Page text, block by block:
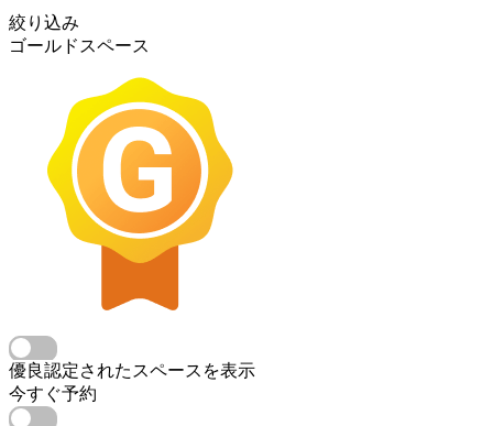
絞り込み
ゴールドスペース
優良認定されたスペースを表示
今すぐ予約